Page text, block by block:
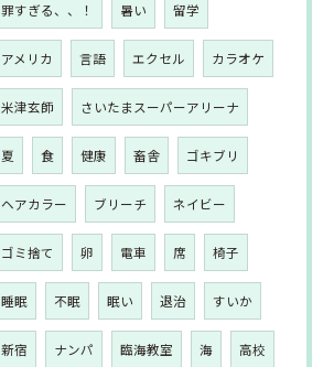
罪すぎる、、！ 暑い 留学
アメリカ 言語 エクセル カラオケ
米津玄師 さいたまスーパーアリーナ
夏 食 健康 畜舎 ゴキブリ
ヘアカラー ブリーチ ネイビー
ゴミ捨て 卵 電車 席 椅子
睡眠 不眠 眠い 退治 すいか
新宿 ナンパ 臨海教室 海 高校